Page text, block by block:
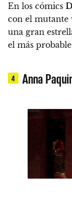
En los cómics
con el mutante
una gran
el más
4 Anna